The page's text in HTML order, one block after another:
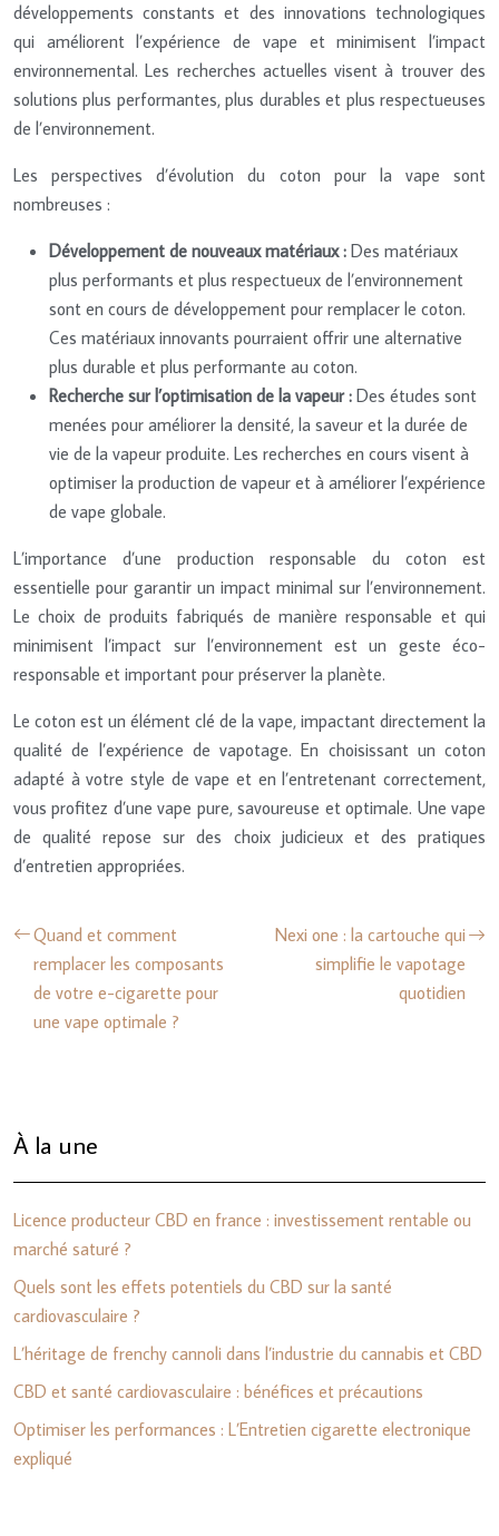
développements constants et des innovations technologiques
qui améliorent l’expérience de vape et minimisent l’impact
environnemental. Les recherches actuelles visent à trouver des
solutions plus performantes, plus durables et plus respectueuses
de l’environnement.
Les perspectives d’évolution du coton pour la vape sont
nombreuses :
Développement de nouveaux matériaux : Des matériaux
plus performants et plus respectueux de l’environnement
sont en cours de développement pour remplacer le coton.
Ces matériaux innovants pourraient offrir une alternative
plus durable et plus performante au coton.
Recherche sur l’optimisation de la vapeur : Des études sont
menées pour améliorer la densité, la saveur et la durée de
vie de la vapeur produite. Les recherches en cours visent à
optimiser la production de vapeur et à améliorer l’expérience
de vape globale.
L’importance d’une production responsable du coton est
essentielle pour garantir un impact minimal sur l’environnement.
Le choix de produits fabriqués de manière responsable et qui
minimisent l’impact sur l’environnement est un geste éco-
responsable et important pour préserver la planète.
Le coton est un élément clé de la vape, impactant directement la
qualité de l’expérience de vapotage. En choisissant un coton
adapté à votre style de vape et en l’entretenant correctement,
vous profitez d’une vape pure, savoureuse et optimale. Une vape
de qualité repose sur des choix judicieux et des pratiques
d’entretien appropriées.
Quand et comment
remplacer les composants
de votre e-cigarette pour
une vape optimale ?
Nexi one : la cartouche qui
simplifie le vapotage
quotidien
À la une
Licence producteur CBD en france : investissement rentable ou
marché saturé ?
Quels sont les effets potentiels du CBD sur la santé
cardiovasculaire ?
L’héritage de frenchy cannoli dans l’industrie du cannabis et CBD
CBD et santé cardiovasculaire : bénéfices et précautions
Optimiser les performances : L’Entretien cigarette electronique
expliqué